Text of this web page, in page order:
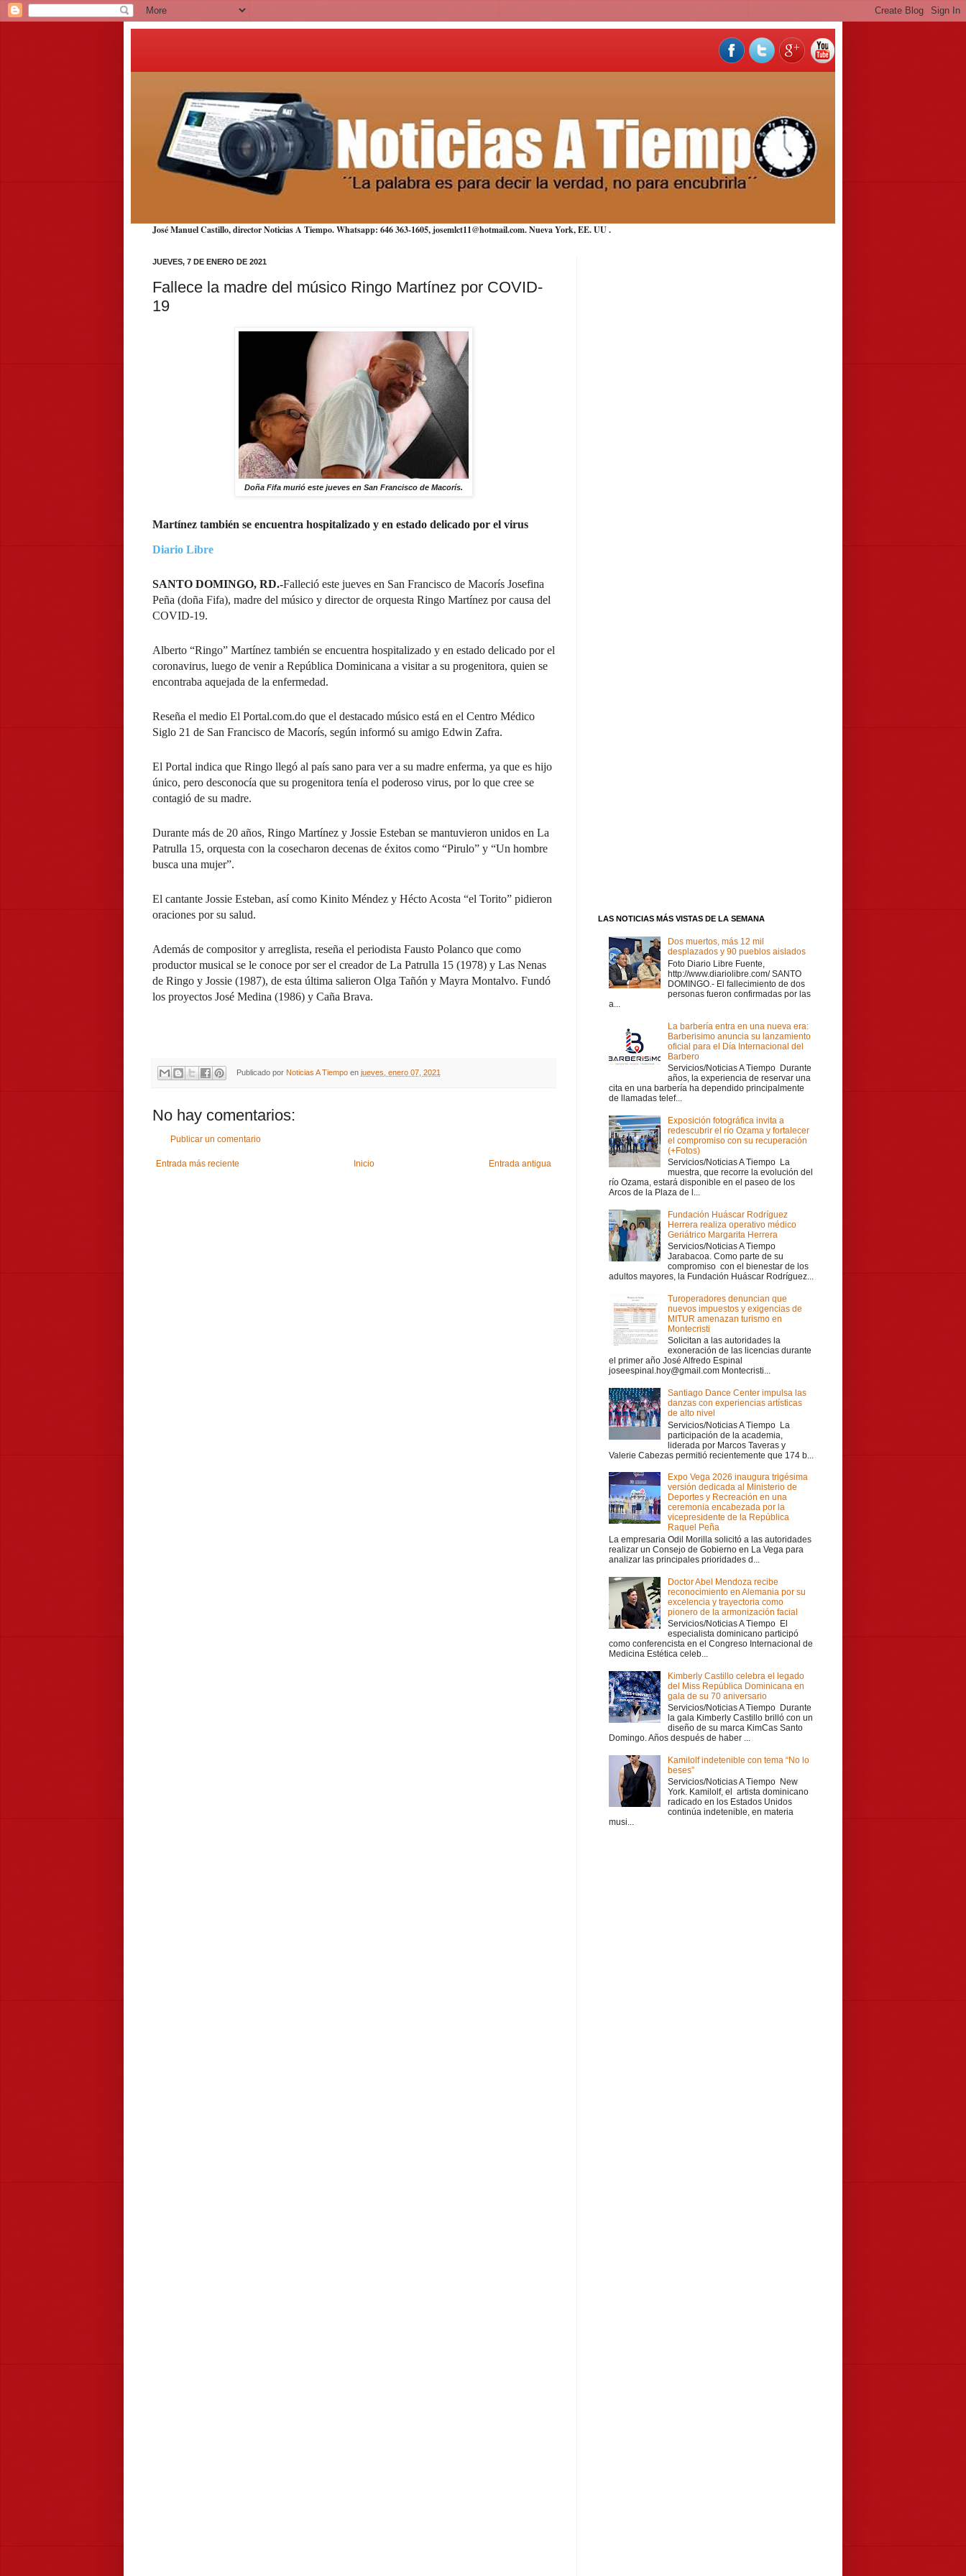
José Manuel Castillo, director Noticias A Tiempo. Whatsapp: 646 363-1605, josemlct11@hotmail.com. Nueva York,EE. UU.
JUEVES, 7 DE ENERO DE 2021
Fallece la madre del músico Ringo Martínez por COVID-
19
Doña Fifa murió este jueves en San Francisco de Macorís.
Martínez también se encuentra hospitalizado y en estado delicado por el virus
Diario Libre
SANTO DOMINGO, RD.-Falleció este jueves en San Francisco de Macorís Josefina
Peña (doña Fifa), madre del músico y director de orquesta Ringo Martínez por causa del
COVID-19.
Alberto “Ringo” Martínez también se encuentra hospitalizado y en estado delicado por el
coronavirus, luego de venir a República Dominicana a visitar a su progenitora, quien se
encontraba aquejada de la enfermedad.
Reseña el medio El Portal.com.do que el destacado músico está en el Centro Médico
Siglo 21 de San Francisco de Macorís, según informó su amigo Edwin Zafra.
El Portal indica que Ringo llegó al país sano para ver a su madre enferma, ya que es hijo
único, pero desconocía que su progenitora tenía el poderoso virus, por lo que cree se
contagió de su madre.
Durante más de 20 años, Ringo Martínez y Jossie Esteban se mantuvieron unidos en La
Patrulla 15, orquesta con la cosecharon decenas de éxitos como “Pirulo” y “Un hombre
busca una mujer”.
El cantante Jossie Esteban, así como Kinito Méndez y Hécto Acosta “el Torito” pidieron
oraciones por su salud.
Además de compositor y arreglista, reseña el periodista Fausto Polanco que como
productor musical se le conoce por ser el creador de La Patrulla 15 (1978) y Las Nenas
de Ringo y Jossie (1987), de esta última salieron Olga Tañón y Mayra Montalvo. Fundó
los proyectos José Medina (1986) y Caña Brava.
Publicado por Noticias A Tiempo en jueves, enero 07, 2021
No hay comentarios:
Publicar un comentario
Entrada más reciente Entrada antigua
Inicio
LAS NOTICIAS MÁS VISTAS DE LA SEMANA
Dos muertos, más 12 mil
desplazados y 90 pueblos aislados
Foto Diario Libre Fuente,
http://www.diariolibre.com/ SANTO
DOMINGO.- El fallecimiento de dos
personas fueron confirmadas por las
a...
La barbería entra en una nueva era:
Barberisimo anuncia su lanzamiento
oficial para el Día Internacional del
Barbero
Servicios/Noticias A Tiempo Durante
años, la experiencia de reservar una
cita en una barbería ha dependido principalmente
de llamadas telef...
Exposición fotográfica invita a
redescubrir el río Ozama y fortalecer
el compromiso con su recuperación
(+Fotos)
Servicios/Noticias A Tiempo La
muestra, que recorre la evolución del
río Ozama, estará disponible en el paseo de los
Arcos de la Plaza de l...
Fundación Huáscar Rodríguez
Herrera realiza operativo médico
Geriátrico Margarita Herrera
Servicios/Noticias A Tiempo
Jarabacoa. Como parte de su
compromiso con el bienestar de los
adultos mayores, la Fundación Huáscar Rodríguez...
Turoperadores denuncian que
nuevos impuestos y exigencias de
MITUR amenazan turismo en
Montecristi
Solicitan a las autoridades la
exoneración de las licencias durante
el primer año José Alfredo Espinal
joseespinal.hoy@gmail.com Montecristi...
Santiago Dance Center impulsa las
danzas con experiencias artísticas
de alto nivel
Servicios/Noticias A Tiempo La
participación de la academia,
liderada por Marcos Taveras y
Valerie Cabezas permitió recientemente que 174 b...
Expo Vega 2026 inaugura trigésima
versión dedicada al Ministerio de
Deportes y Recreación en una
ceremonia encabezada por la
vicepresidente de la República
Raquel Peña
La empresaria Odil Morilla solicitó a las autoridades
realizar un Consejo de Gobierno en La Vega para
analizar las principales prioridades d...
Doctor Abel Mendoza recibe
reconocimiento en Alemania por su
excelencia y trayectoria como
pionero de la armonización facial
Servicios/Noticias A Tiempo El
especialista dominicano participó
como conferencista en el Congreso Internacional de
Medicina Estética celeb...
Kimberly Castillo celebra el legado
del Miss República Dominicana en
gala de su 70 aniversario
Servicios/Noticias A Tiempo Durante
la gala Kimberly Castillo brilló con un
diseño de su marca KimCas Santo
Domingo. Años después de haber ...
Kamilolf indetenible con tema “No lo
beses”
Servicios/Noticias A Tiempo New
York. Kamilolf, el artista dominicano
radicado en los Estados Unidos
continúa indetenible, en materia
musi...